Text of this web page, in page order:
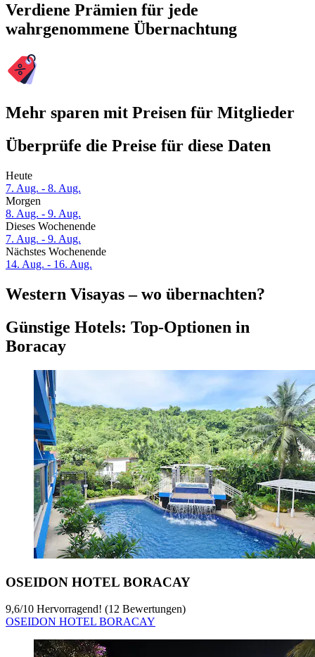
Verdiene Prämien für jede
wahrgenommene Übernachtung
Mehr sparen mit Preisen für Mitglieder
Überprüfe die Preise für diese Daten
Heute
7. Aug. - 8. Aug.
Morgen
8. Aug. - 9. Aug.
Dieses Wochenende
7. Aug. - 9. Aug.
Nächstes Wochenende
14. Aug. - 16. Aug.
Western Visayas – wo übernachten?
Günstige Hotels: Top-Optionen in
Boracay
OSEIDON HOTEL BORACAY
9,6/10 Hervorragend! (12 Bewertungen)
OSEIDON HOTEL BORACAY